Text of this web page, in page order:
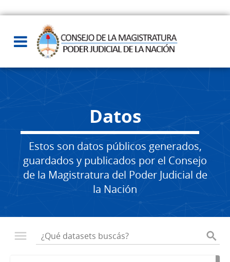
Datos
Estos son datos públicos generados,
guardados y publicados por el Consejo
de la Magistratura del Poder Judicial de
la Nación